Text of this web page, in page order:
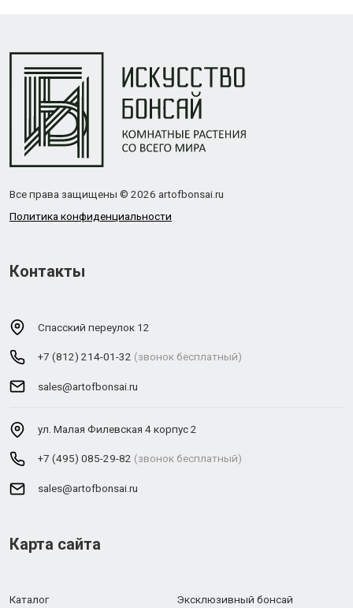
Все права защищены © 2026 artofbonsai.ru
Политика конфиденциальности
Контакты
Спасский переулок 12
+7 (812) 214-01-32 (звонок бесплатный)
sales@artofbonsai.ru
ул. Малая Филевская 4 корпус 2
+7 (495) 085-29-82 (звонок бесплатный)
sales@artofbonsai.ru
Карта сайта
Каталог Эксклюзивный бонсай